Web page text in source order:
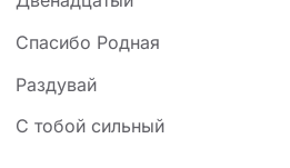
Спасибо Родная
Раздувай
С тобой сильный